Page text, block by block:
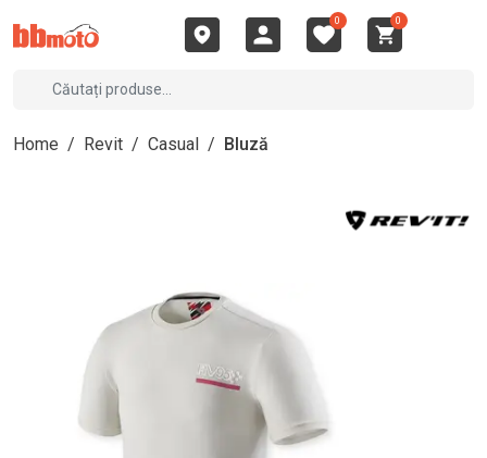
0 0
Home / Revit / Casual / Bluză